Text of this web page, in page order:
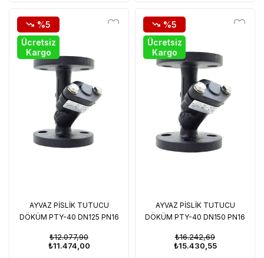
AYVAZ PİSLİK TUTUCU
DÖKÜM PTY-40 DN125 PN16
₺11.474,00
₺12.077,90
%5
Ücretsiz
Kargo
AYVAZ PİSLİK TUTUCU
DÖKÜM PTY-40 DN150 PN16
₺15.430,55
₺16.242,69
%5
Ücretsiz
Kargo